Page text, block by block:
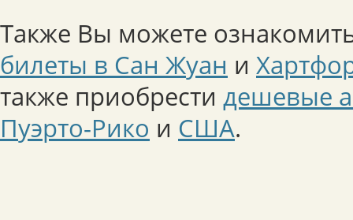
Также Вы можете
билеты в Сан Жуан и
также приобрести дешевые
Пуэрто-Рико и США.